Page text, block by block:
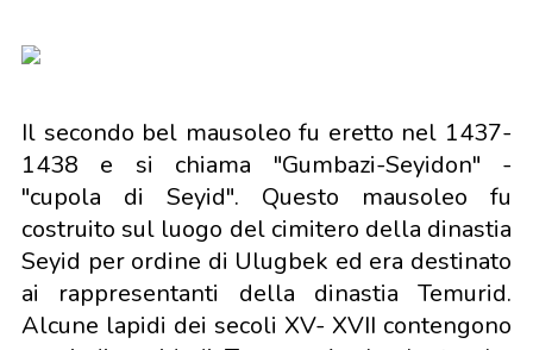
Il secondo bel mausoleo fu eretto nel 1437-
1438 e si chiama "Gumbazi-Seyidon" -
"cupola di Seyid". Questo mausoleo fu
costruito sul luogo del cimitero della dinastia
Seyid per ordine di Ulugbek ed era destinato
ai rappresentanti della dinastia Temurid.
Alcune lapidi dei secoli XV- XVII contengono